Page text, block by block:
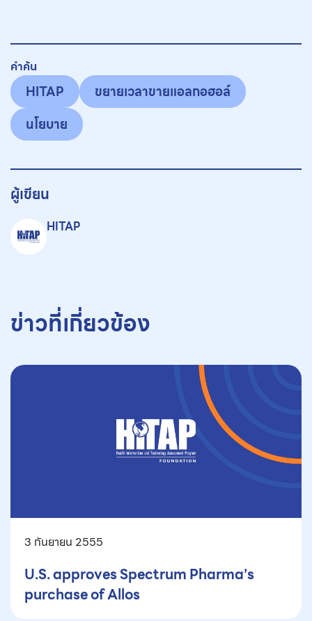
คำค้น
HITAP
ขยายเวลาขายแอลกอฮอล์
นโยบาย
ผู้เขียน
HITAP
ข่าวที่เกี่ยวข้อง
3 กันยายน 2555
U.S. approves Spectrum Pharma’s
purchase of Allos